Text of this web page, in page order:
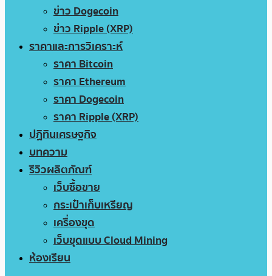
ข่าว Dogecoin
ข่าว Ripple (XRP)
ราคาและการวิเคราะห์
ราคา Bitcoin
ราคา Ethereum
ราคา Dogecoin
ราคา Ripple (XRP)
ปฏิทินเศรษฐกิจ
บทความ
รีวิวผลิตภัณฑ์
เว็บซื้อขาย
กระเป๋าเก็บเหรียญ
เครื่องขุด
เว็บขุดแบบ Cloud Mining
ห้องเรียน